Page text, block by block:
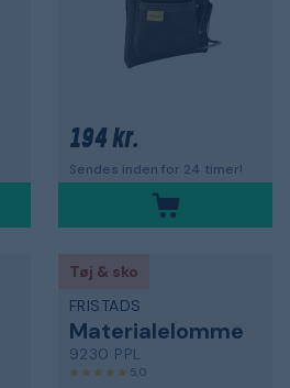
194 kr.
Sendes inden for 24 timer!
Tøj & sko
FRISTADS
Materialelomme
9230 PPL
5,0